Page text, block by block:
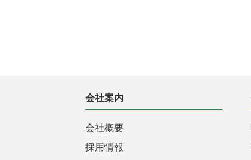
会社案内
会社概要
採用情報